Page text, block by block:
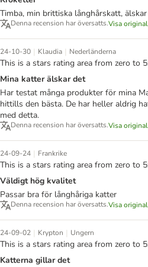
Timba, min brittiska långhårskatt,
Denna recension har översatts.Visa original
24-10-30 | Klaudia | Nederländerna
This is a stars rating area from zero to
Mina katter älskar det
Har testat många produkter för mina
hittills den bästa. De har heller aldrig
med detta.
Denna recension har översatts.Visa original
24-09-24 | Frankrike
This is a stars rating area from zero to
Väldigt hög kvalitet
Passar bra för långhåriga katter
Denna recension har översatts.Visa original
24-09-02 | Krypton | Ungern
This is a stars rating area from zero to
Katterna gillar det